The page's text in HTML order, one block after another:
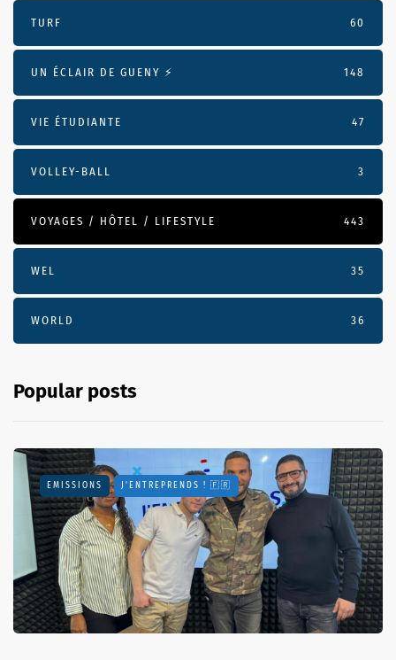
TURF 60
UN ÉCLAIR DE GUENY ⚡️ 148
VIE ÉTUDIANTE 47
VOLLEY-BALL 3
VOYAGES / HÔTEL / LIFESTYLE 443
WEL 35
WORLD 36
Popular posts
EMISSIONS J'ENTREPRENDS ! 🇫🇷